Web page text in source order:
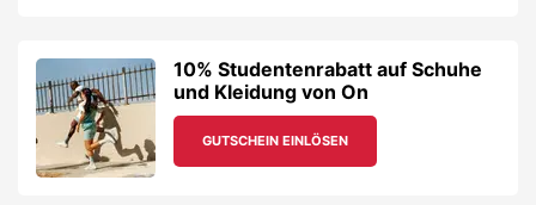
10% Studentenrabatt auf Schuhe
und Kleidung von On
GUTSCHEIN EINLÖSEN